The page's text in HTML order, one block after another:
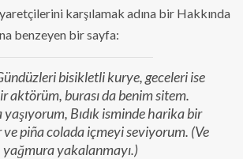
karşılamak adına bir Hakkında
benzeyen bir sayfa:
bisikletli kurye, geceleri ise
aktörüm, burası da benim sitem.
yaşıyorum, Bıdık isminde harika bir
piña colada içmeyi seviyorum. (Ve
yağmura yakalanmayı.)